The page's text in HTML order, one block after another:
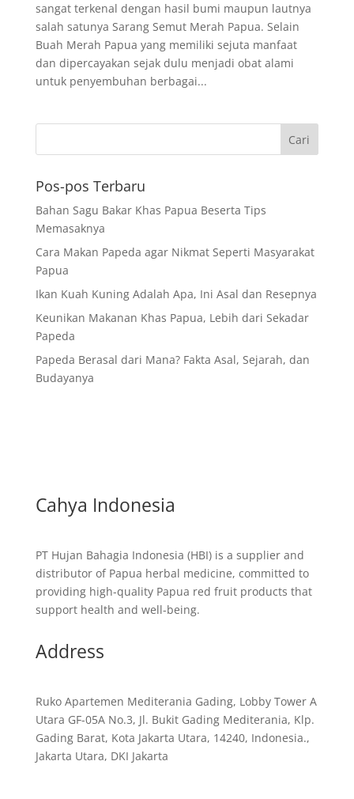
sangat terkenal dengan hasil bumi maupun lautnya
salah satunya Sarang Semut Merah Papua. Selain
Buah Merah Papua yang memiliki sejuta manfaat
dan dipercayakan sejak dulu menjadi obat alami
untuk penyembuhan berbagai...
Pos-pos Terbaru
Bahan Sagu Bakar Khas Papua Beserta Tips
Memasaknya
Cara Makan Papeda agar Nikmat Seperti Masyarakat
Papua
Ikan Kuah Kuning Adalah Apa, Ini Asal dan Resepnya
Keunikan Makanan Khas Papua, Lebih dari Sekadar
Papeda
Papeda Berasal dari Mana? Fakta Asal, Sejarah, dan
Budayanya
Cahya Indonesia
PT Hujan Bahagia Indonesia (HBI) is a supplier and
distributor of Papua herbal medicine, committed to
providing high-quality Papua red fruit products that
support health and well-being.
Address
Ruko Apartemen Mediterania Gading, Lobby Tower A
Utara GF-05A No.3, Jl. Bukit Gading Mediterania, Klp.
Gading Barat, Kota Jakarta Utara, 14240, Indonesia.,
Jakarta Utara, DKI Jakarta